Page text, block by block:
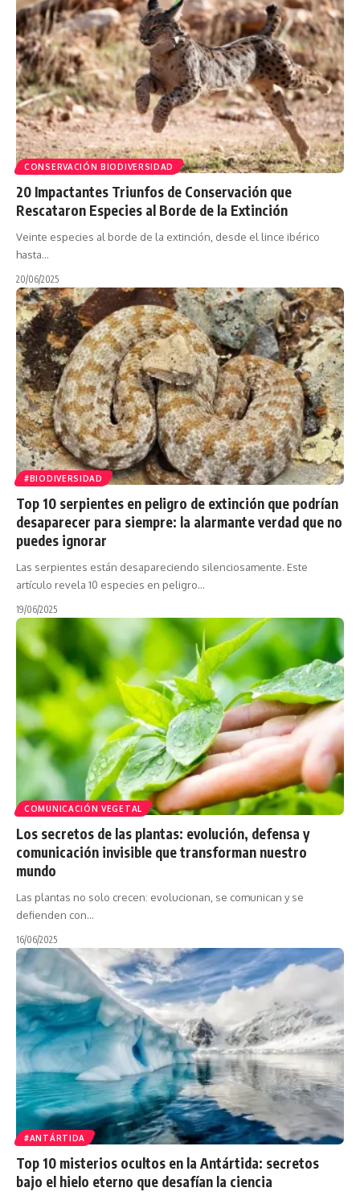
CONSERVACIÓN BIODIVERSIDAD
20 Impactantes Triunfos de Conservación que
Rescataron Especies al Borde de la Extinción
Veinte especies al borde de la extinción, desde el lince ibérico
hasta…
20/06/2025
#BIODIVERSIDAD
Top 10 serpientes en peligro de extinción que podrían
desaparecer para siempre: la alarmante verdad que no
puedes ignorar
Las serpientes están desapareciendo silenciosamente. Este
artículo revela 10 especies en peligro…
19/06/2025
COMUNICACIÓN VEGETAL
Los secretos de las plantas: evolución, defensa y
comunicación invisible que transforman nuestro
mundo
Las plantas no solo crecen: evolucionan, se comunican y se
defienden con…
16/06/2025
#ANTÁRTIDA
Top 10 misterios ocultos en la Antártida: secretos
bajo el hielo eterno que desafían la ciencia